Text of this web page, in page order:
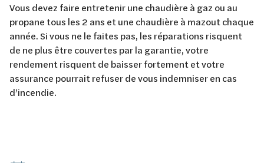
Vous devez faire entretenir une chaudière à gaz ou au
propane tous les 2 ans et une chaudière à mazout chaque
année. Si vous ne le faites pas, les réparations risquent
de ne plus être couvertes par la garantie, votre
rendement risquent de baisser fortement et votre
assurance pourrait refuser de vous indemniser en cas
d’incendie.